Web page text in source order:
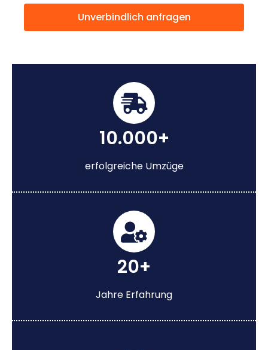
Unverbindlich anfragen
10.000+
erfolgreiche Umzüge
20+
Jahre Erfahrung